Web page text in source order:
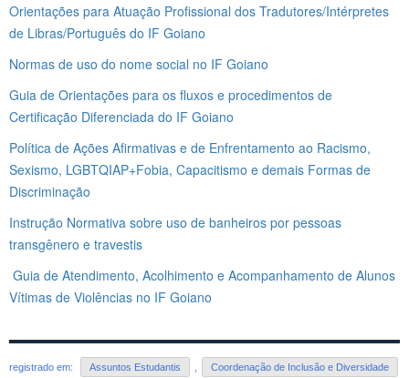
Orientações para Atuação Profissional dos Tradutores/Intérpretes
de Libras/Português do IF Goiano
Normas de uso do nome social no IF Goiano
Guia de Orientações para os fluxos e procedimentos de
Certificação Diferenciada do IF Goiano
Política de Ações Afirmativas e de Enfrentamento ao Racismo,
Sexismo, LGBTQIAP+Fobia, Capacitismo e demais Formas de
Discriminação
Instrução Normativa sobre uso de banheiros por pessoas
transgênero e travestis
Guia de Atendimento, Acolhimento e Acompanhamento de Alunos
Vítimas de Violências no IF Goiano
registrado em: Assuntos Estudantis Coordenação de Inclusão e Diversidade